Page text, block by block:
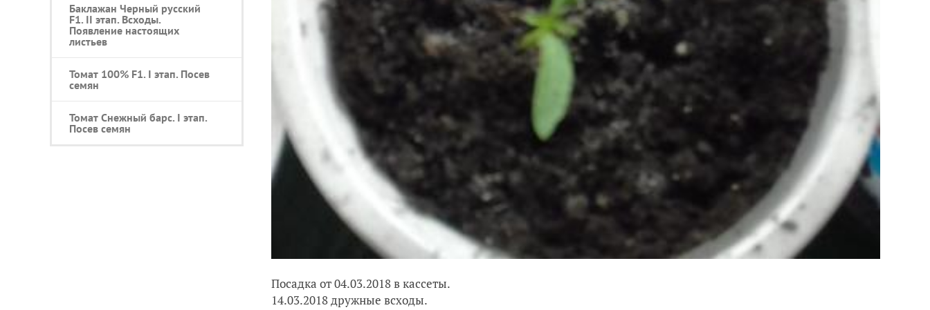
Баклажан Черный русский
F1. II этап. Всходы.
Появление настоящих
листьев
Томат 100% F1. I этап. Посев
семян
Томат Снежный барс. I этап.
Посев семян
Посадка от 04.03.2018 в кассеты.
14.03.2018 дружные всходы.